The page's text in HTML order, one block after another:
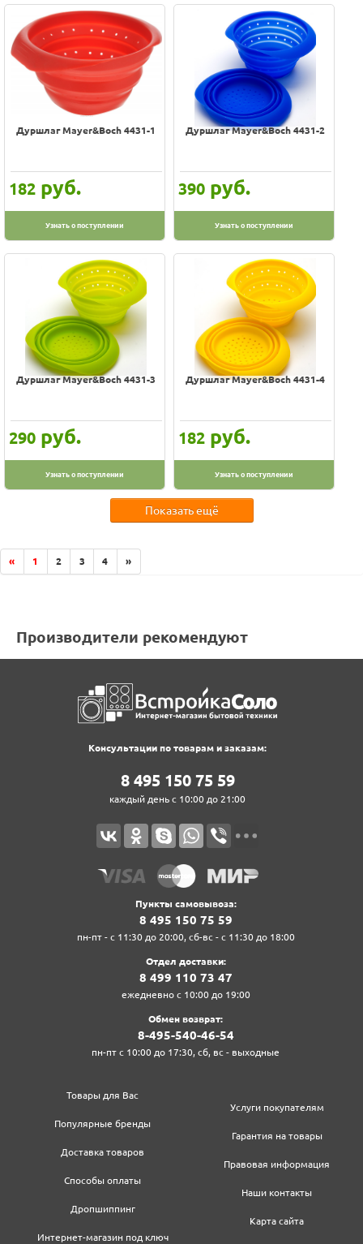
Дуршлаг Mayer&Boch 4431-1
182 руб.
Узнать о поступлении
Дуршлаг Mayer&Boch 4431-2
390 руб.
Узнать о поступлении
Дуршлаг Mayer&Boch 4431-3
290 руб.
Узнать о поступлении
Дуршлаг Mayer&Boch 4431-4
182 руб.
Узнать о поступлении
Показать ещё
« 1 2 3 4 »
Производители рекомендуют
Консультации по товарам и заказам:
8‍ 4‍9‍5‍ 1‍5‍0‍ 7‍5‍ 5‍9‍
каждый день с 10:00 до 21:00
Пункты самовывоза:
8‍ 4‍9‍5‍ 1‍5‍0‍ 7‍5‍ 5‍9‍
пн-пт - с 11:30 до 20:00, сб-вс - с 11:30 до 18:00
Отдел доставки:
8‍ 4‍9‍9‍ 1‍1‍0‍ 7‍3‍ 4‍7‍
ежедневно с 10:00 до 19:00
Обмен возврат:
8‍-4‍9‍5‍-5‍4‍0‍-4‍6‍-5‍4‍
пн-пт с 10:00 до 17:30, сб, вс - выходные
Товары для Вас
Популярные бренды
Доставка товаров
Способы оплаты
Дропшиппинг
Интернет-магазин под ключ
Услуги покупателям
Гарантия на товары
Правовая информация
Наши контакты
Карта сайта